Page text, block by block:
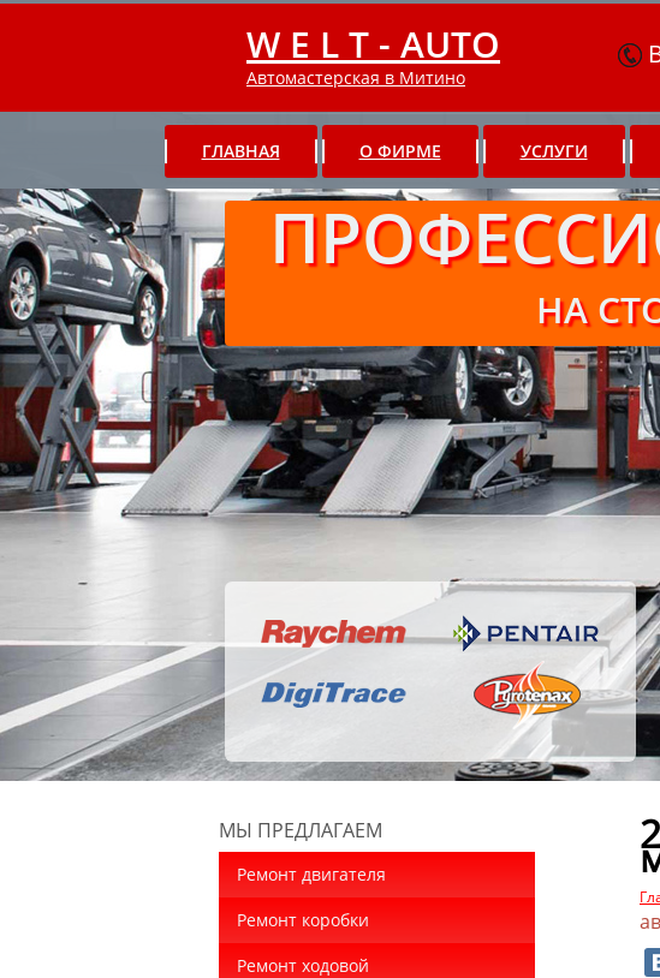
W E L T - AUTO
Автомастерская в Митино
ГЛАВНАЯ О ФИРМЕ УСЛУГИ
НА
МЫ ПРЕДЛАГАЕМ
Ремонт двигателя
Ремонт коробки
Ремонт ходовой